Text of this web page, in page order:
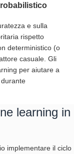
e sulla
rispetto
deterministico (o
casuale. Gli
per aiutare a
learning in
implementare il ciclo